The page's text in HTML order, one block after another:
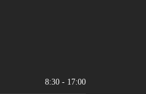
8:30 - 17:00